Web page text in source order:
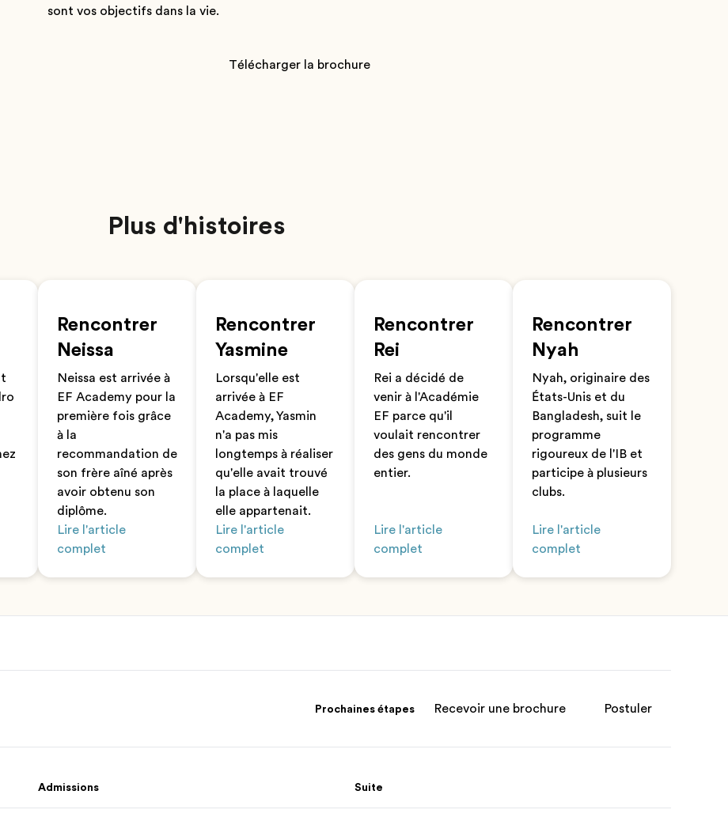
sont vos objectifs dans la vie.
Télécharger la brochure
Plus d'histoires
Rencontrer
Neissa
Neissa est arrivée à
EF Academy pour la
première fois grâce
à la
recommandation de
son frère aîné après
avoir obtenu son
diplôme.
Lire l'article
complet
Rencontrer
Yasmine
Lorsqu'elle est
arrivée à EF
Academy, Yasmin
n'a pas mis
longtemps à réaliser
qu'elle avait trouvé
la place à laquelle
elle appartenait.
Lire l'article
complet
Rencontrer
Rei
Rei a décidé de
venir à l'Académie
EF parce qu'il
voulait rencontrer
des gens du monde
entier.
Lire l'article
complet
Rencontrer
Nyah
Nyah, originaire des
États-Unis et du
Bangladesh, suit le
programme
rigoureux de l'IB et
participe à plusieurs
clubs.
Lire l'article
complet
Prochaines étapes Recevoir une brochure Postuler
Admissions Suite